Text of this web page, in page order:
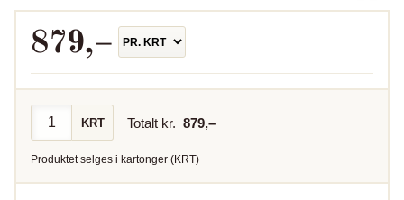
879,–
KRT Totalt kr. 879,–
Produktet selges i kartonger (KRT)